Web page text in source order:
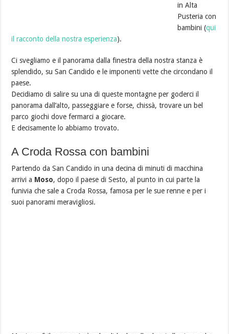
in Alta
Pusteria con
bambini (qui
il racconto della nostra esperienza).
Ci svegliamo e il panorama dalla finestra della nostra stanza è
splendido, su San Candido e le imponenti vette che circondano il
paese.
Decidiamo di salire su una di queste montagne per goderci il
panorama dall’alto, passeggiare e forse, chissà, trovare un bel
parco giochi dove fermarci a giocare.
E decisamente lo abbiamo trovato.
A Croda Rossa con bambini
Partendo da San Candido in una decina di minuti di macchina
arrivi a Moso, dopo il paese di Sesto, al punto in cui parte la
funivia che sale a Croda Rossa, famosa per le sue renne e per i
suoi panorami meravigliosi.